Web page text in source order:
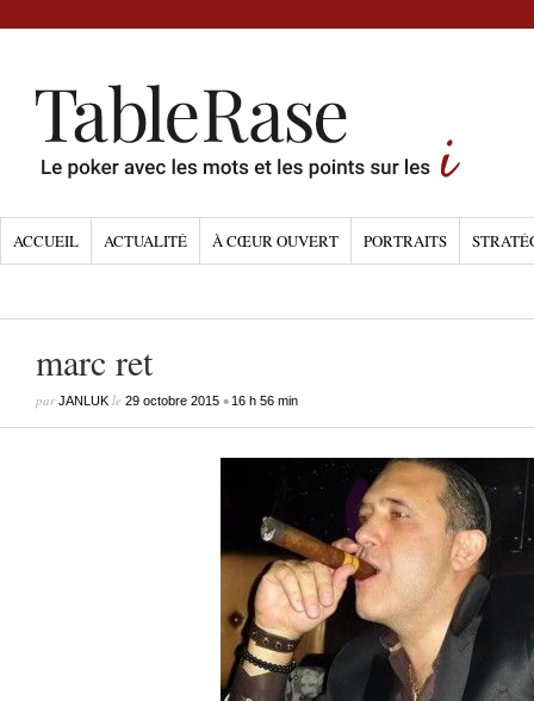
ACCUEIL ACTUALITÉ À CŒUR OUVERT PORTRAITS
marc ret
parJANLUK le 29 octobre 2015 • 16 h 56 min